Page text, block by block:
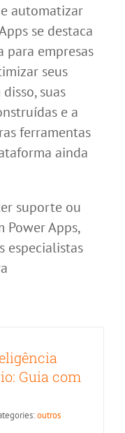
automatizar
se destaca
para empresas
seus
suas
e a
ferramentas
ainda
suporte ou
Power Apps,
especialistas
Guia com
outros